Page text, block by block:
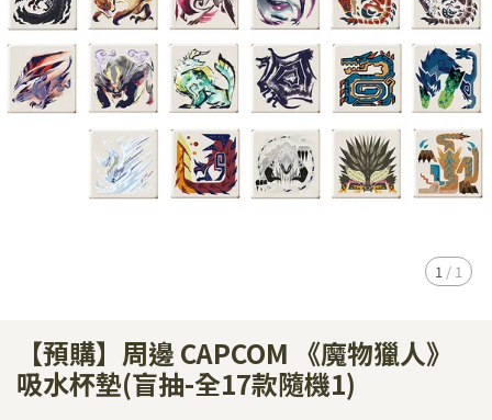
1 / 1
【預購】周邊 CAPCOM 《魔物獵人》
吸水杯墊(盲抽-全17款隨機1)